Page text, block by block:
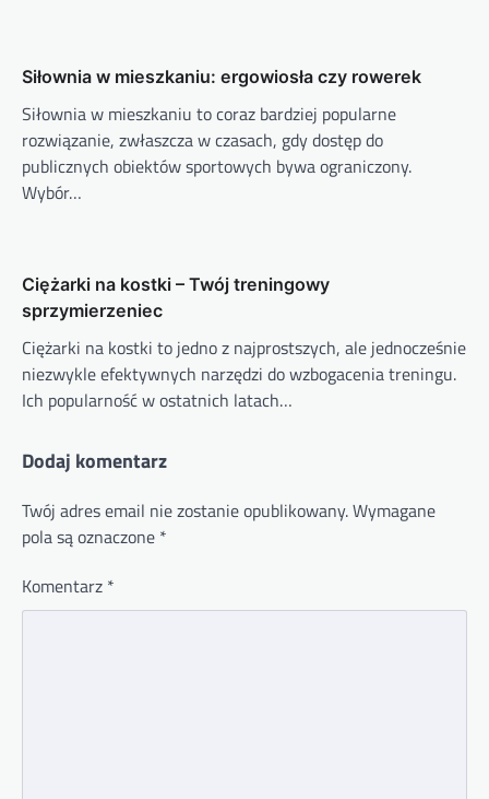
Siłownia w mieszkaniu: ergowiosła czy rowerek
Siłownia w mieszkaniu to coraz bardziej popularne
rozwiązanie, zwłaszcza w czasach, gdy dostęp do
publicznych obiektów sportowych bywa ograniczony.
Wybór…
Ciężarki na kostki – Twój treningowy
sprzymierzeniec
Ciężarki na kostki to jedno z najprostszych, ale jednocześnie
niezwykle efektywnych narzędzi do wzbogacenia treningu.
Ich popularność w ostatnich latach…
Dodaj komentarz
Twój adres email nie zostanie opublikowany.Wymagane
pola są oznaczone *
Komentarz *